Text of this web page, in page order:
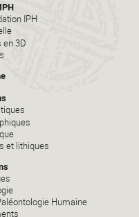
IPH
3D
et lithiques
Humaine